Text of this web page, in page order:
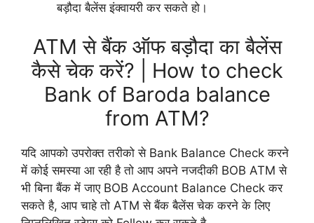
बड़ौदा बैलेंस इंक्वायरी कर सकते हो।
ATM से बैंक ऑफ बड़ौदा का बैलेंस
कैसे चेक करें? | How to check
Bank of Baroda balance
from ATM?
यदि आपको उपरोक्त तरीको से Bank Balance Check करने
में कोई समस्या आ रही है तो आप अपने नजदीकी BOB ATM से
भी बिना बैंक में जाए BOB Account Balance Check कर
सकते है, आप चाहे तो ATM से बैंक बैलेंस चेक करने के लिए